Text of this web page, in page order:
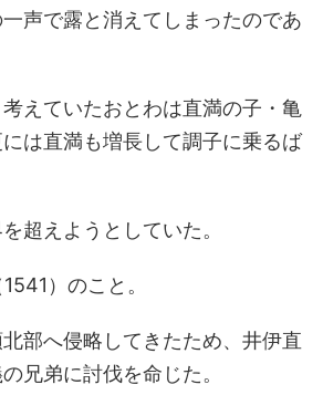
声で露と消えてしまったのであ
考えていたおとわは直満の子・亀
は直満も増長して調子に乗るば
超えようとしていた。
）のこと。
部へ侵略してきたため、井伊直
兄弟に討伐を命じた。